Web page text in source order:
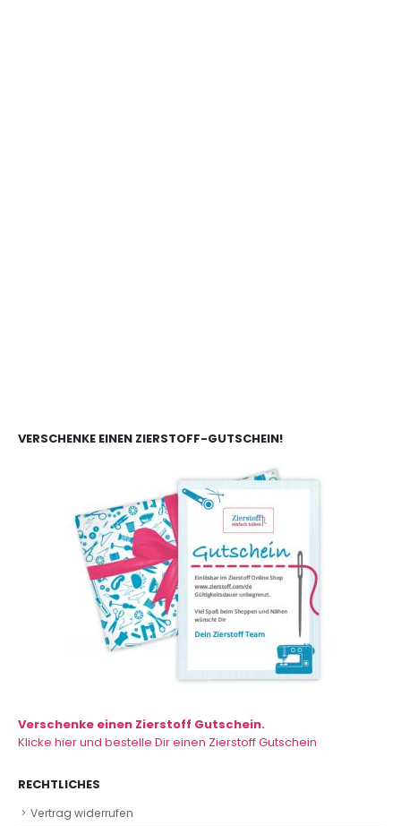
VERSCHENKE EINEN ZIERSTOFF-GUTSCHEIN!
Verschenke einen Zierstoff Gutschein.
Klicke hier und bestelle Dir einen Zierstoff Gutschein
RECHTLICHES
Vertrag widerrufen